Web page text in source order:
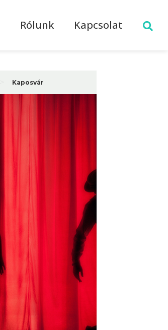
Rólunk Kapcsolat
Kaposvár